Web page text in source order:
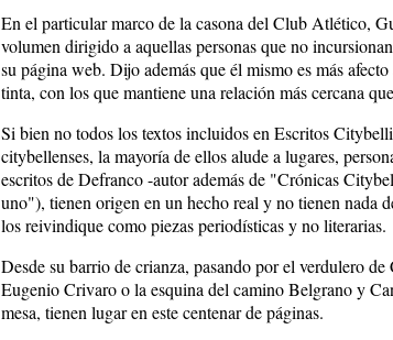
En el particular marco de la casona del Club Atlético,
volumen dirigido a aquellas personas que no
su página web. Dijo además que él mismo es más
tinta, con los que mantiene una relación más cercana
Si bien no todos los textos incluidos en Escritos
citybellenses, la mayoría de ellos alude a lugares,
escritos de Defranco -autor además de "Crónicas
uno"), tienen origen en un hecho real y no tienen nada
los reivindique como piezas periodísticas y no literarias.
Desde su barrio de crianza, pasando por el verdulero
Eugenio Crivaro o la esquina del camino Belgrano y
mesa, tienen lugar en este centenar de páginas.